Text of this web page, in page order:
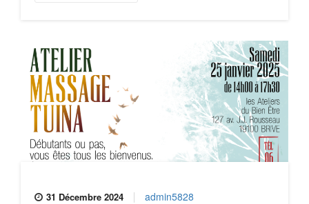
31 Décembre 2024 admin5828